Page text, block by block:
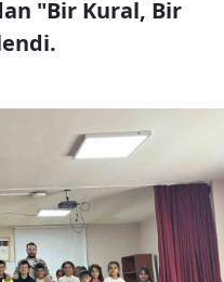
"Bir Kural, Bir